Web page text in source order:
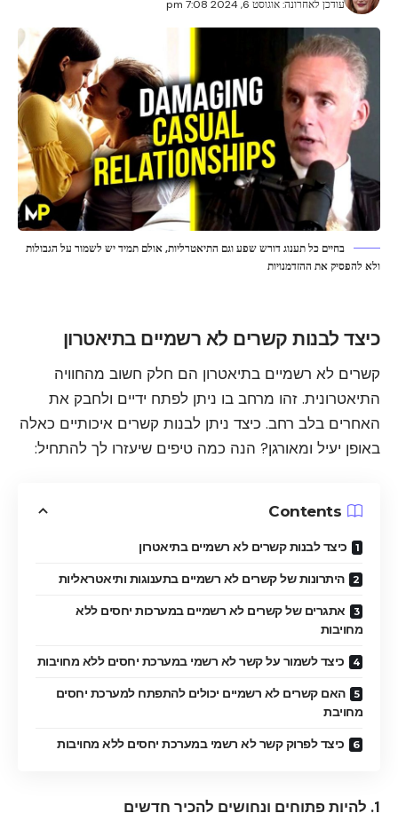
עודכן לאחרונה: אוגוסט 6, 2024 7:08 pm
בחיים כל תענוג דורש שפע וגם התיאטרליות, אולם תמיד יש לשמור על הגבולות
ולא להפסיק את ההזדמנויות
כיצד לבנות קשרים לא רשמיים בתיאטרון
קשרים לא רשמיים בתיאטרון הם חלק חשוב מהחוויה
התיאטרונית. זהו מרחב בו ניתן לפתח ידיים ולחבק את
האחרים בלב רחב. כיצד ניתן לבנות קשרים איכותיים כאלה
באופן יעיל ומאורגן? הנה כמה טיפים שיעזרו לך להתחיל:
Contents
כיצד לבנות קשרים לא רשמיים בתיאטרון
היתרונות של קשרים לא רשמיים בתענוגות ותיאטראליות
אתגרים של קשרים לא רשמיים במערכות יחסים ללא
מחויבות
כיצד לשמור על קשר לא רשמי במערכת יחסים ללא מחויבות
האם קשרים לא רשמיים יכולים להתפתח למערכת יחסים
מחויבת
כיצד לפרוק קשר לא רשמי במערכת יחסים ללא מחויבות
1. להיות פתוחים ונחושים להכיר חדשים